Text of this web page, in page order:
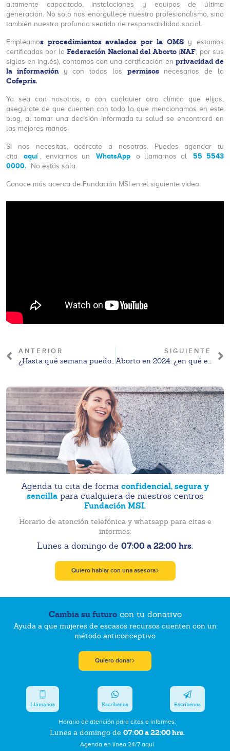
altamente capacitado, instalaciones y equipos de última
generación. No solo nos enorgullece nuestro profesionalismo, sino
también nuestro profundo sentido de responsabilidad social.
Empleamos procedimientos avalados por la OMSy estamos
certificadas por laFederación Nacional del Aborto(NAF, por sus
siglas en inglés), contamos con una certificación en privacidad de
la información
y con todos los permisosnecesarios de la
Cofepris.
Ya sea con nosotras, o con cualquier otra clínica que elijas,
asegúrate de que cuenten con todo lo que mencionamos en este
blog, al tomar una decisión informada tu salud se encontrará en
las mejores manos.
Si nos necesitas, acércate a nosotras. Puedes agendar tu
cita
aquí , enviarnos un WhatsApp o llamarnos al
55 5543
0000.
No estás sola.
Conoce más acerca de Fundación MSI en el siguiente video:
ANTERIOR
¿Hasta qué semana puedo abortar con pastillas?
SIGUIENTE
Aborto en 2024: ¿en qué estados está permitido?
Agenda tu cita de forma confidencial, segura y
sencilla para cualquiera de nuestros centros
Fundación MSI.
Horario de atención telefónica y whatsapp para citas e
informes:
Lunes a domingo de 07:00 a 22:00 hrs.
Quiero hablar con una asesora
Cambia su futurocon tu donativo
Ayuda a que mujeres de escasos recursos cuenten con un
método anticonceptivo
Quiero donar
Horario de atención para citas e informes:
Lunes a domingo de 07:00 a 22:00 hrs.
Agenda en línea 24/7 aquí
Llámanos Escríbenos Escríbenos